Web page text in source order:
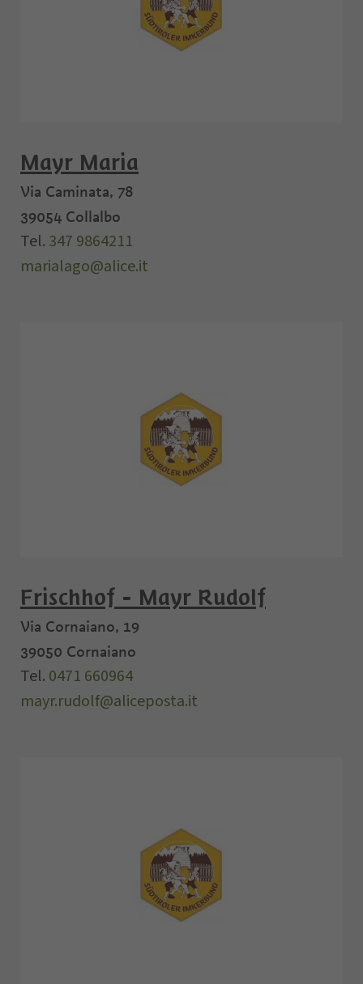
Mayr Maria
Via Caminata, 78
39054 Collalbo
Tel. 347 9864211
marialago@alice.it
Frischhof - Mayr Rudolf
Via Cornaiano, 19
39050 Cornaiano
Tel. 0471 660964
mayr.rudolf@aliceposta.it